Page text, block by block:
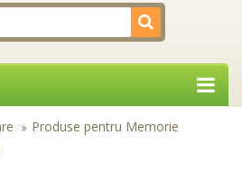
Produse pentru Memorie